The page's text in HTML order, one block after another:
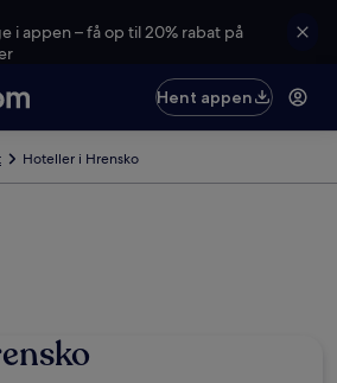
i appen – få op til 20% rabat på
Hent appen
Hoteller i Hrensko